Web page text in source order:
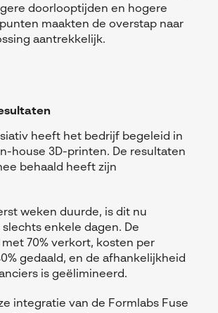
doorlooptijden en hogere
maakten de overstap naar
aantrekkelijk.
heeft het bedrijf begeleid in
house 3D-printen. De resultaten
behaald heeft zijn
weken duurde, is dit nu
enkele dagen. De
70% verkort, kosten per
gedaald, en de afhankelijkheid
is geëlimineerd.
integratie van de Formlabs Fuse